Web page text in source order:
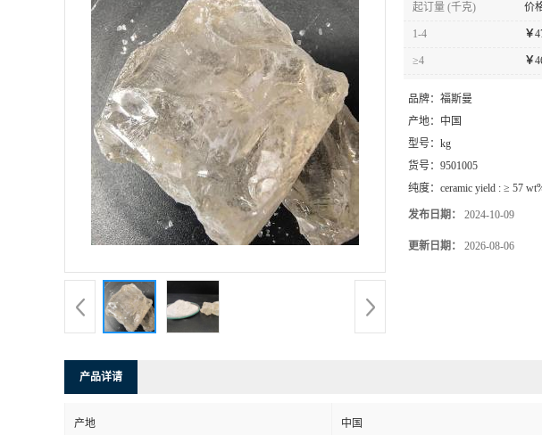
起订量 (千克) 价
1-4 ￥
≥4 ￥
品牌： 福斯曼
产地： 中国
型号： kg
货号： 9501005
纯度： ceramic yield : ≥ 57
发布日期： 2024-10-09
更新日期： 2026-08-06
产品详请
产地 中国